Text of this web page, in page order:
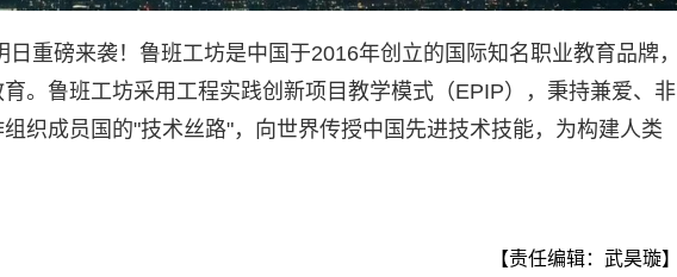
日重磅来袭！鲁班工坊是中国于2016年创立的国际知名职业教育品牌，
。鲁班工坊采用工程实践创新项目教学模式（EPIP），秉持兼爱、非
织成员国的"技术丝路"，向世界传授中国先进技术技能，为构建人类
【责任编辑：武昊璇】